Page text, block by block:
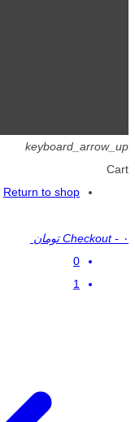
keyboard_arrow_up
Cart
Return to shop
Checkout - ۰ تومان
0
1